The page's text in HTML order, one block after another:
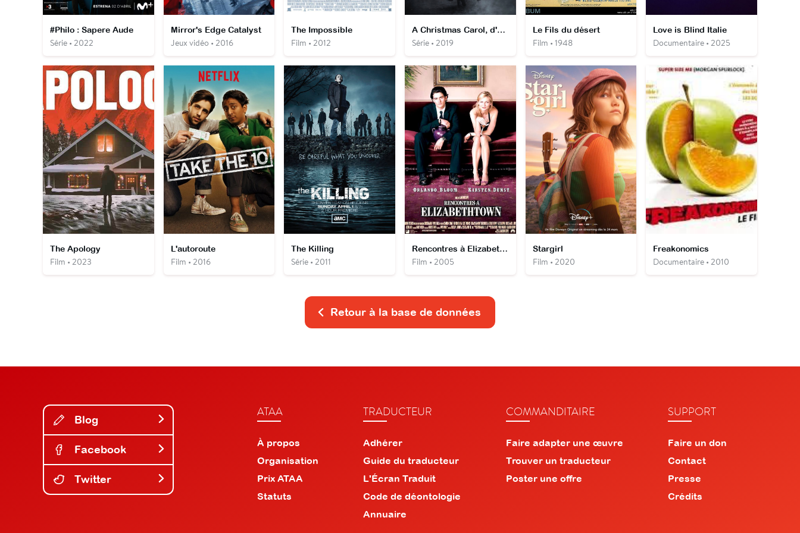
#Philo : Sapere Aude
Série • 2022
Mirror's Edge Catalyst
Jeux vidéo • 2016
The Impossible
Film • 2012
A Christmas Carol, d'après Charles Dickens
Série • 2019
Le Fils du désert
Film • 1948
Love is Blind Italie
Documentaire • 2025
The Apology
Film • 2023
L'autoroute
Film • 2016
The Killing
Série • 2011
Rencontres à Elizabethtown
Film • 2005
Stargirl
Film • 2020
Freakonomics
Documentaire • 2010
Retour à la base de données
Blog
Facebook
Twitter
ATAA
À propos
Organisation
Prix ATAA
Statuts
TRADUCTEUR
Adhérer
Guide du traducteur
L'Écran Traduit
Code de déontologie
Annuaire
COMMANDITAIRE
Faire adapter une œuvre
Trouver un traducteur
Poster une offre
SUPPORT
Faire un don
Contact
Presse
Crédits